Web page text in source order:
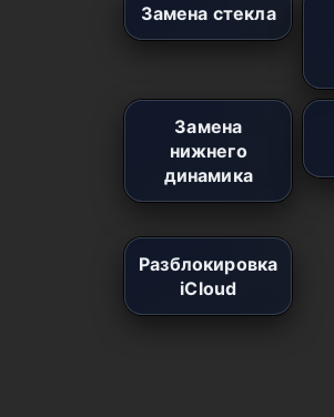
Замена стекла
Замена
нижнего
динамика
Разблокировка
iCloud